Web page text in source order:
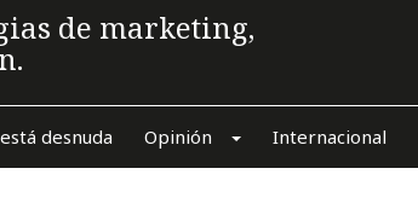
de marketing,
desnuda Opinión Internacional